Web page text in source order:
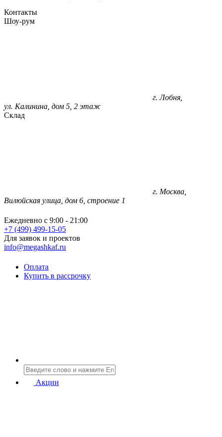
Контакты
Шоу-рум
г. Лобня,
ул. Калинина, дом 5, 2 этаж
Склад
г. Москва,
Вилюйская улица, дом 6, строение 1
Ежедневно с 9:00 - 21:00
+7 (499) 499-15-05
Для заявок и проектов
info@megashkaf.ru
Оплата
Купить в рассрочку
Акции